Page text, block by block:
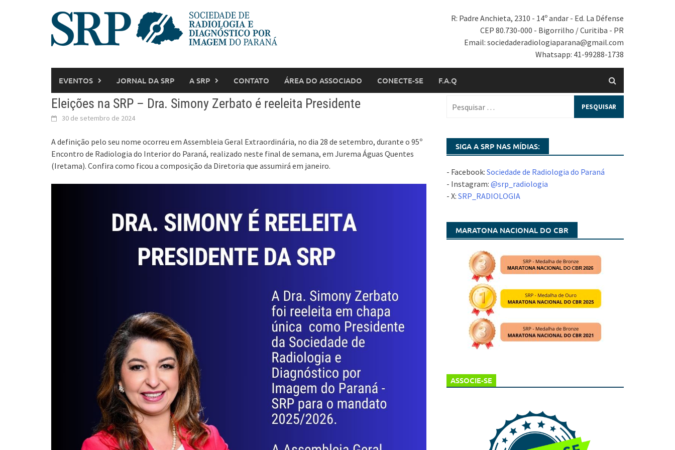
R: Padre Anchieta, 2310 - 14º andar - Ed. La Défense
CEP 80.730-000 - Bigorrilho / Curitiba - PR
Email: sociedaderadiologiaparana@gmail.com
Whatsapp: 41-99288-1738
EVENTOS JORNAL DA SRP A SRP CONTATO ÁREA DO ASSOCIADO CONECTE-SE F.A.Q
Eleições na SRP – Dra. Simony Zerbato é reeleita Presidente
30 de setembro de 2024
A definição pelo seu nome ocorreu em Assembleia Geral Extraordinária, no dia 28 de setembro, durante o 95º
Encontro de Radiologia do Interior do Paraná, realizado neste final de semana, em Jurema Águas Quentes
(Iretama). Confira como ficou a composição da Diretoria que assumirá em janeiro.
SIGA A SRP NAS MÍDIAS:
- Facebook: Sociedade de Radiologia do Paraná
- Instagram: @srp_radiologia
- X: SRP_RADIOLOGIA
MARATONA NACIONAL DO CBR
ASSOCIE-SE